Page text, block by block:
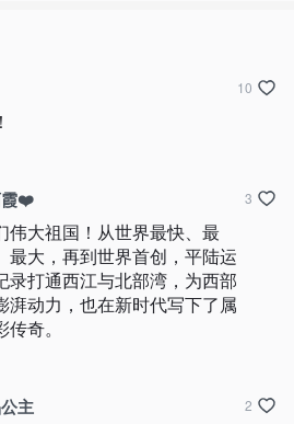
10
霞❤️
伟大祖国！从世界最快、最
最大，再到世界首创，平陆运
录打通西江与北部湾，为西部
湃动力，也在新时代写下了属
奇。
3
主 2